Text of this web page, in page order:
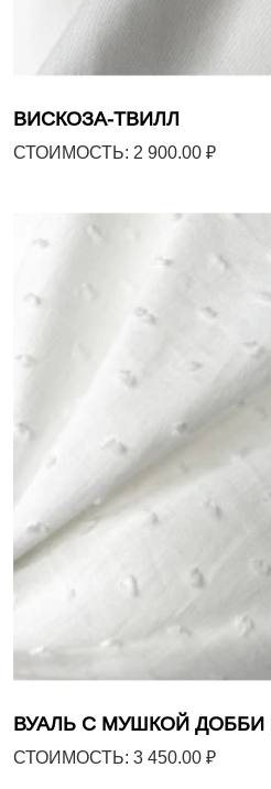
ВИСКОЗА-ТВИЛЛ
СТОИМОСТЬ: 2 900.00 ₽
ВУАЛЬ С МУШКОЙ ДОББИ
СТОИМОСТЬ: 3 450.00 ₽